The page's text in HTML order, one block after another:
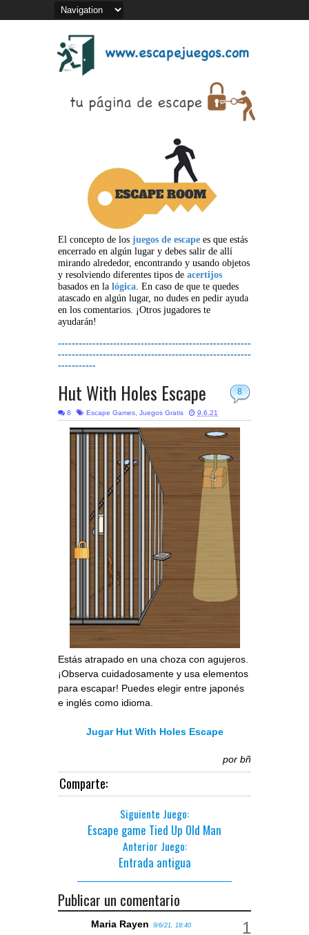
El concepto de los juegos de escape es que estás
encerrado en algún lugar y debes salir de allí
mirando alrededor, encontrando y usando objetos
y resolviendo diferentes tipos de acertijos
basados en la lógica. En caso de que te quedes
atascado en algún lugar, no dudes en pedir ayuda
en los comentarios. ¡Otros jugadores te
ayudarán!
--------------------------------------------------------
--------------------------------------------------------
-----------
8
Hut With Holes Escape
8 Escape Games, Juegos Gratis 9.6.21
Estás atrapado en una choza con agujeros.
¡Observa cuidadosamente y usa elementos
para escapar! Puedes elegir entre japonés
e inglés como idioma.
Jugar Hut With Holes Escape
por bñ
Comparte:
Siguiente Juego:
Escape game Tied Up Old Man
Anterior Juego:
Entrada antigua
Publicar un comentario
Maria Rayen 9/6/21, 18:40